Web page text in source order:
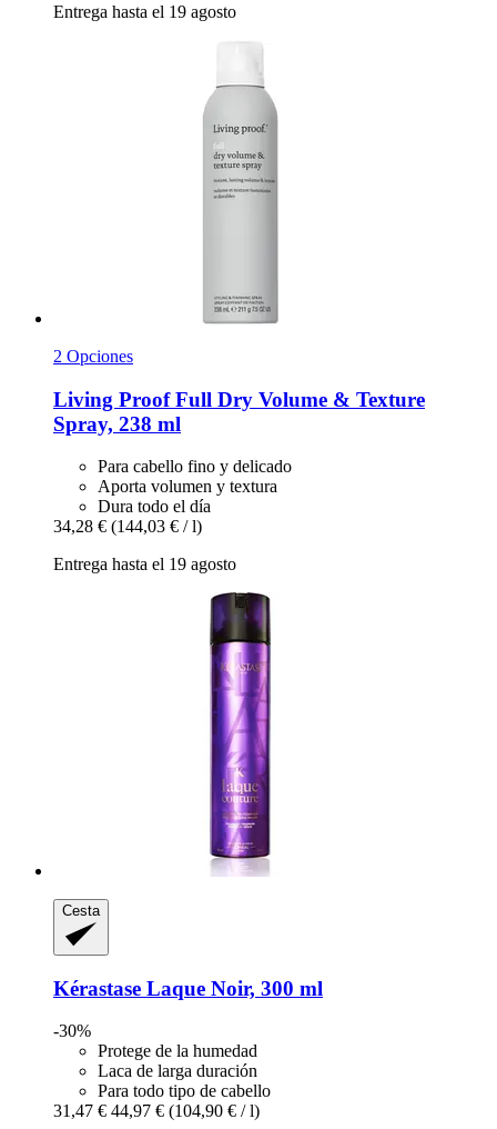
Entrega hasta el 19 agosto
2 Opciones
Living ProofFull Dry Volume & Texture
Spray, 238 ml
Para cabello fino y delicado
Aporta volumen y textura
Dura todo el día
34,28 € (144,03 € / l)
Entrega hasta el 19 agosto
Cesta
Kérastase Laque Noir, 300 ml
-30%
Protege de la humedad
Laca de larga duración
Para todo tipo de cabello
31,47 € 44,97 € (104,90 € / l)